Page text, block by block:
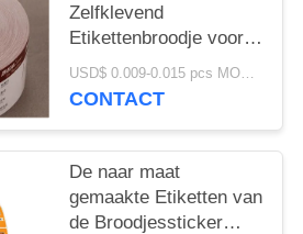
Zelfklevend
Etikettenbroodje voor
Volledige Automatische
Etiketteringsmachines
USD$ 0.009-0.015 pcs MOQ:50000
CONTACT
De naar maat
gemaakte Etiketten van
de Broodjessticker